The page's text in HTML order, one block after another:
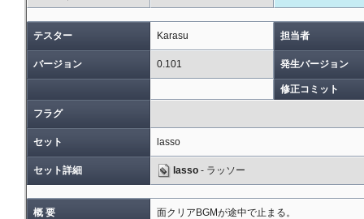
テスター Karasu 担当者
バージョン 0.101 発生バージョン
修正コミット
フラグ
セット lasso
セット詳細 lasso - ラッソー
概 要 面クリアBGMが途中で止まる。